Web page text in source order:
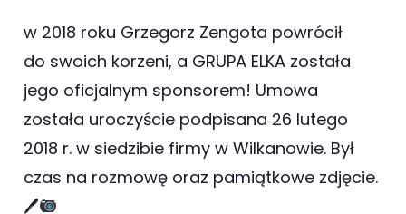
w 2018 roku Grzegorz Zengota powrócił
do swoich korzeni, a GRUPA ELKA została
jego oficjalnym sponsorem! Umowa
została uroczyście podpisana 26 lutego
2018 r. w siedzibie firmy w Wilkanowie. Był
czas na rozmowę oraz pamiątkowe zdjęcie.
🖊